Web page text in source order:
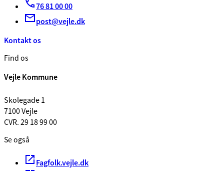
76 81 00 00
post@vejle.dk
Kontakt os
Find os
Vejle Kommune
Skolegade 1
7100 Vejle
CVR. 29 18 99 00
Se også
Fagfolk.vejle.dk